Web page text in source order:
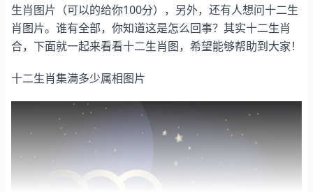
生肖图片（可以的给你100分），另外，还有人想问十二生
肖图片。谁有全部，你知道这是怎么回事？其实十二生肖
合，下面就一起来看看十二生肖图，希望能够帮助到大家！
十二生肖集满多少属相图片